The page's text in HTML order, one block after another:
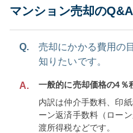
マンション売却のQ&A
Q.
売却にかかる費用の
知りたいです。
A.
一般的に売却価格の4％
内訳は仲介手数料、印
ーン返済手数料（ロー
渡所得税などです。